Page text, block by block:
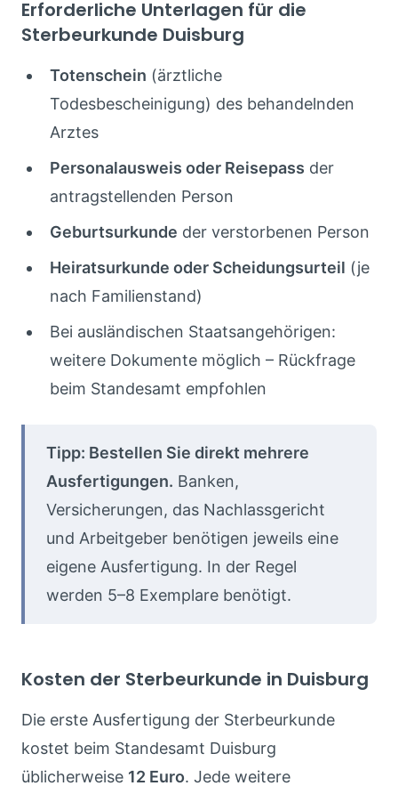
Erforderliche Unterlagen für die
Sterbeurkunde Duisburg
Totenschein (ärztliche
Todesbescheinigung) des behandelnden
Arztes
Personalausweis oder Reisepass der
antragstellenden Person
Geburtsurkunde der verstorbenen Person
Heiratsurkunde oder Scheidungsurteil (je
nach Familienstand)
Bei ausländischen Staatsangehörigen:
weitere Dokumente möglich – Rückfrage
beim Standesamt empfohlen
Tipp: Bestellen Sie direkt mehrere
Ausfertigungen. Banken,
Versicherungen, das Nachlassgericht
und Arbeitgeber benötigen jeweils eine
eigene Ausfertigung. In der Regel
werden 5–8 Exemplare benötigt.
Kosten der Sterbeurkunde in Duisburg
Die erste Ausfertigung der Sterbeurkunde
kostet beim Standesamt Duisburg
üblicherweise 12 Euro. Jede weitere